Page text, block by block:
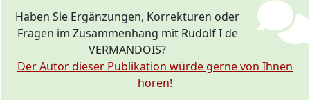
Haben Sie Ergänzungen, Korrekturen oder
Fragen im Zusammenhang mit Rudolf I de
VERMANDOIS?
Der Autor dieser Publikation würde gerne von Ihnen
hören!